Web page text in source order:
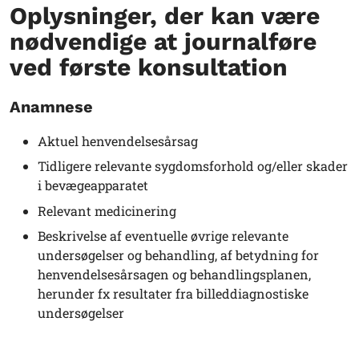
Oplysninger, der kan være
nødvendige at journalføre
ved første konsultation
Anamnese
Aktuel henvendelsesårsag
Tidligere relevante sygdomsforhold og/eller skader
i bevægeapparatet
Relevant medicinering
Beskrivelse af eventuelle øvrige relevante
undersøgelser og behandling, af betydning for
henvendelsesårsagen og behandlingsplanen,
herunder fx resultater fra billeddiagnostiske
undersøgelser